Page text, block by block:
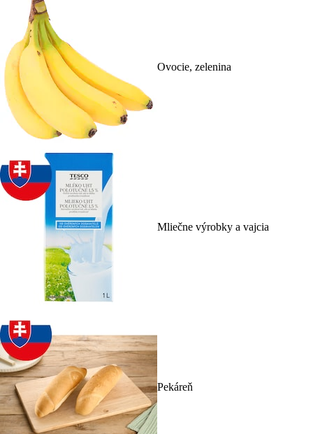
Ovocie, zelenina
Mliečne výrobky a vajcia
Pekáreň